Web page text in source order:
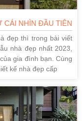
CÁI NHÌN ĐẦU TIÊN
đẹp thì trong bài viết
nhà đẹp nhất 2023,
gia đình bạn. Cùng
kế nhà đẹp cấp